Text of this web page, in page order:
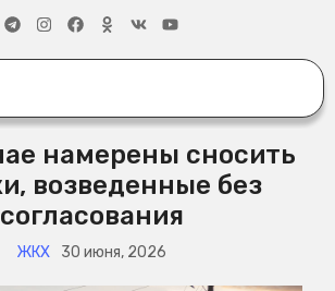
намерены сносить
возведенные без
согласования
ЖКХ 30 июня, 2026